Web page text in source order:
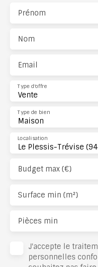
Prénom
Nom
Email
Vente
Type d'offre
Maison
Type de bien
Le Plessis-Trévise
Localisation
Budget max (€)
Surface min (m²)
Pièces min
J'accepte le
personnelles